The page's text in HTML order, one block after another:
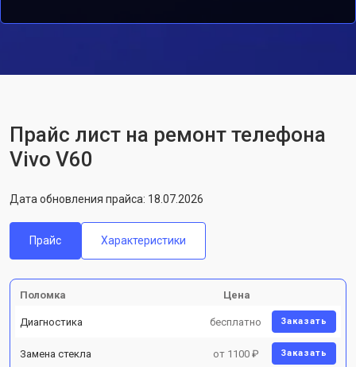
Прайс лист на ремонт телефона
Vivo V60
Дата обновления прайса: 18.07.2026
Прайс Характеристики
Поломка Цена
Диагностика бесплатно Заказать
Замена стекла от 1100 ₽ Заказать